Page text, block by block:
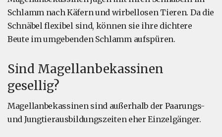
Schlamm nach Käfern und wirbellosen Tieren. Da die
Schnäbel flexibel sind, können sie ihre dichtere
Beute im umgebenden Schlamm aufspüren.
Sind Magellanbekassinen
gesellig?
Magellanbekassinen sind außerhalb der Paarungs-
und Jungtierausbildungszeiten eher Einzelgänger.